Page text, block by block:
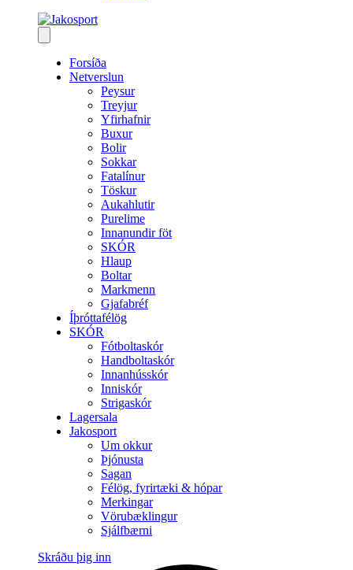
Forsíða
Netverslun
Peysur
Treyjur
Yfirhafnir
Buxur
Bolir
Sokkar
Fatalínur
Töskur
Aukahlutir
Purelime
Innanundir föt
SKÓR
Hlaup
Boltar
Markmenn
Gjafabréf
Íþróttafélög
SKÓR
Fótboltaskór
Handboltaskór
Innanhússkór
Inniskór
Strigaskór
Lagersala
Jakosport
Um okkur
Þjónusta
Sagan
Félög, fyrirtæki & hópar
Merkingar
Vörubæklingur
Sjálfbærni
Skráðu þig inn